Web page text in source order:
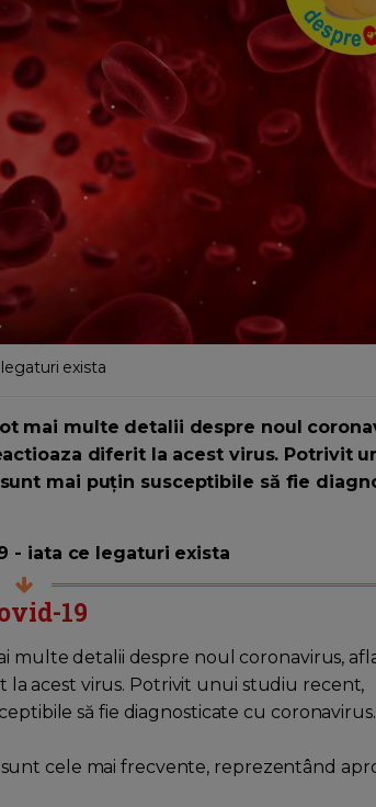
exista
mai multe detalii despre noul
diferit la acest virus. Potrivit
mai puțin susceptibile să fie
- iata ce legaturi exista
19
multe detalii despre noul coronavirus,
la acest virus. Potrivit unui studiu recent,
să fie diagnosticate cu coronavirus.
sunt cele mai frecvente, reprezentând